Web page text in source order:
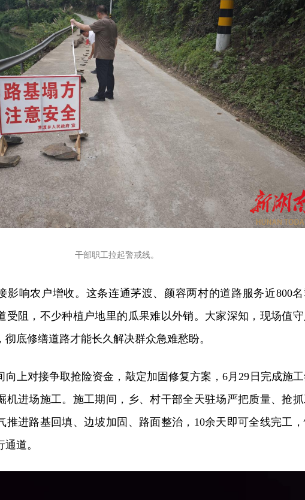
干部职工拉起警戒线。
影响农户增收。这条连通茅渡、颜容两村的道路服务近800
受阻，不少种植户地里的瓜果难以外销。大家深知，现场值
底修缮道路才能长久解决群众急难愁盼。
向上对接争取抢险资金，敲定加固修复方案，6月29日完成施
机进场施工。施工期间，乡、村干部全天驻场严把质量、抢
推进路基回填、边坡加固、路面整治，10余天即可全线完工
道。